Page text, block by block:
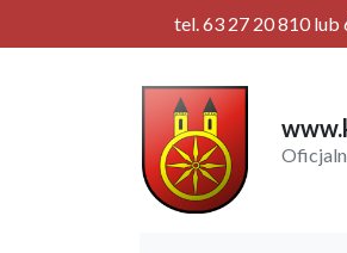
tel. 63 27 20 810 lub